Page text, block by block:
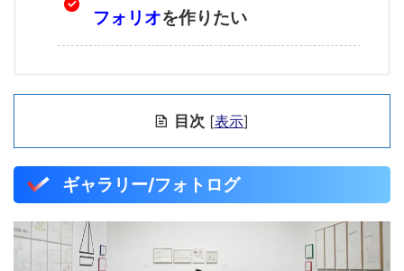
フォリオを作りたい
目次 [表示]
ギャラリー/フォトログ